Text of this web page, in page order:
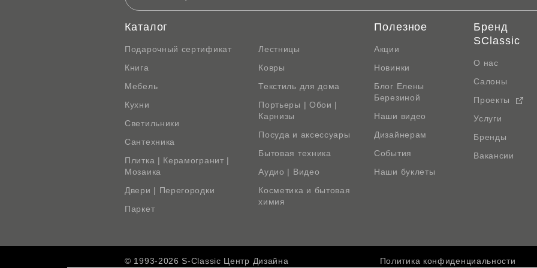
Каталог
Подарочный сертификат
Книга
Мебель
Кухни
Светильники
Сантехника
Плитка | Керамогранит |
Мозаика
Двери | Перегородки
Паркет
Лестницы
Ковры
Текстиль для дома
Портьеры | Обои |
Карнизы
Посуда и аксессуары
Бытовая техника
Аудио | Видео
Косметика и бытовая
химия
Полезное
Акции
Новинки
Блог Елены
Березиной
Наши видео
Дизайнерам
События
Наши буклеты
Бренд
SClassic
О нас
Салоны
Проекты
Услуги
Бренды
Вакансии
© 1993-2026 S-Classic Центр Дизайна Политика конфиденциальности